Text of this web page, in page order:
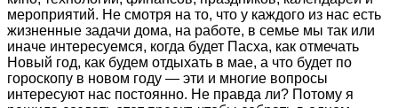
мероприятий. Не смотря на то, что у каждого из нас есть
жизненные задачи дома, на работе, в семье мы так или
иначе интересуемся, когда будет Пасха, как отмечать
Новый год, как будем отдыхать в мае, а что будет по
гороскопу в новом году — эти и многие вопросы
интересуют нас постоянно. Не правда ли? Потому я